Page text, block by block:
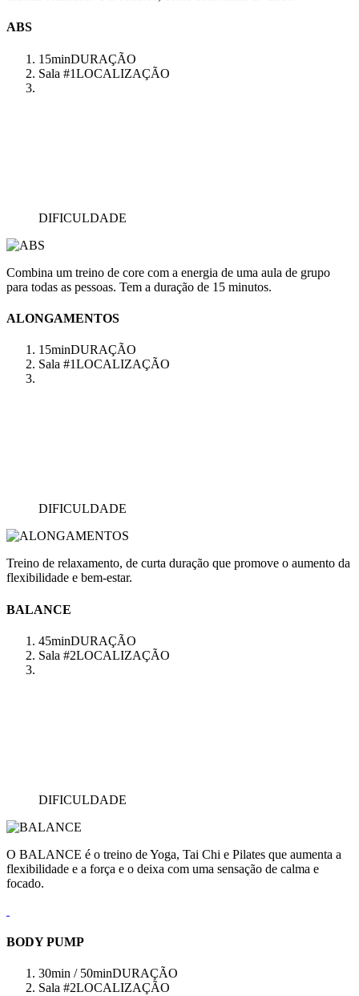
ABS
15minDURAÇÃO
Sala #1LOCALIZAÇÃO
DIFICULDADE
Combina um treino de core com a energia de uma aula de grupo
para todas as pessoas. Tem a duração de 15 minutos.
ALONGAMENTOS
15minDURAÇÃO
Sala #1LOCALIZAÇÃO
DIFICULDADE
Treino de relaxamento, de curta duração que promove o aumento da
flexibilidade e bem-estar.
BALANCE
45minDURAÇÃO
Sala #2LOCALIZAÇÃO
DIFICULDADE
O BALANCE é o treino de Yoga, Tai Chi e Pilates que aumenta a
flexibilidade e a força e o deixa com uma sensação de calma e
focado.
BODY PUMP
30min / 50minDURAÇÃO
Sala #2LOCALIZAÇÃO